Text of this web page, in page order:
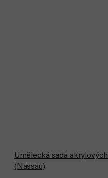
Umělecká sada
(Nassau)